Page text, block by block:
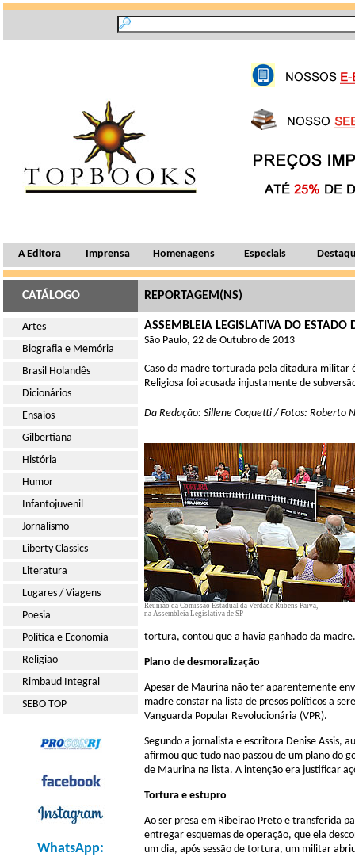
A Editora Imprensa Homenagens Especiais
CATÁLOGO REPORTAGEM(NS)
Artes
Biografia e Memória
Brasil Holandês
Dicionários
Ensaios
Gilbertiana
História
Humor
Infantojuvenil
Jornalismo
Liberty Classics
Literatura
Lugares / Viagens
Poesia
Política e Economia
Religião
Rimbaud Integral
SEBO TOP
WhatsApp:
ASSEMBLEIA LEGISLATIVA DO
São Paulo, 22 de Outubro de 2013
Caso da madre torturada pela ditadura militar
Religiosa foi acusada injustamente de
Da Redação: Sillene Coquetti / Fotos: Roberto
Reunião da Comissão Estadual da Verdade Rubens Paiva,
na Assembleia Legislativa de SP
tortura, contou que a havia ganhado da
Plano de desmoralização
Apesar de Maurina não ter aparentemente
madre constar na lista de presos políticos a
Vanguarda Popular Revolucionária (VPR).
Segundo a jornalista e escritora Denise Assis,
afirmou que tudo não passou de um plano do
de Maurina na lista. A intenção era justificar
Tortura e estupro
Ao ser presa em Ribeirão Preto e transferida
entregar esquemas de operação, que ela
um dia, após sessão de tortura, um militar